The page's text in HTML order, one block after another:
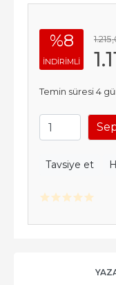
%8
INDIRIMLI
1.215
Temin süresi 4
Tavsiye et